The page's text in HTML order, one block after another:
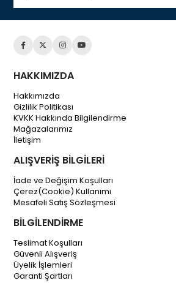
HAKKIMIZDA
Hakkımızda
Gizlilik Politikası
KVKK Hakkında Bilgilendirme
Mağazalarımız
İletişim
ALIŞVERİŞ BİLGİLERİ
İade ve Değişim Koşulları
Çerez(Cookie) Kullanımı
Mesafeli Satış Sözleşmesi
BİLGİLENDİRME
Teslimat Koşulları
Güvenli Alışveriş
Üyelik İşlemleri
Garanti Şartları